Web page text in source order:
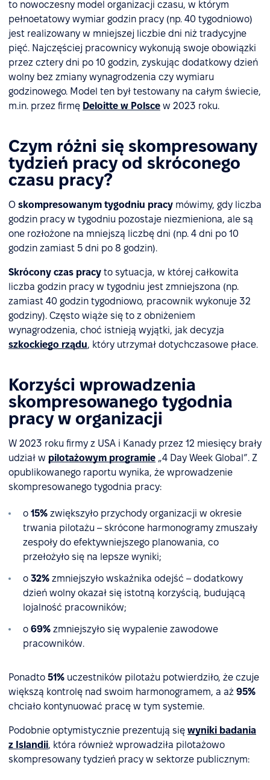
to nowoczesny model organizacji czasu, w którym
pełnoetatowy wymiar godzin pracy (np. 40 tygodniowo)
jest realizowany w mniejszej liczbie dni niż tradycyjne
pięć. Najczęściej pracownicy wykonują swoje obowiązki
przez cztery dni po 10 godzin, zyskując dodatkowy dzień
wolny bez zmiany wynagrodzenia czy wymiaru
godzinowego. Model ten był testowany na całym świecie,
m.in. przez firmę Deloitte w Polsce w 2023 roku.
Czym różni się skompresowany
tydzień pracy od skróconego
czasu pracy?
O skompresowanym tygodniu pracy mówimy, gdy liczba
godzin pracy w tygodniu pozostaje niezmieniona, ale są
one rozłożone na mniejszą liczbę dni (np. 4 dni po 10
godzin zamiast 5 dni po 8 godzin).
Skrócony czas pracy to sytuacja, w której całkowita
liczba godzin pracy w tygodniu jest zmniejszona (np.
zamiast 40 godzin tygodniowo, pracownik wykonuje 32
godziny). Często wiąże się to z obniżeniem
wynagrodzenia, choć istnieją wyjątki, jak decyzja
szkockiego rządu, który utrzymał dotychczasowe płace.
Korzyści wprowadzenia
skompresowanego tygodnia
pracy w organizacji
W 2023 roku firmy z USA i Kanady przez 12 miesięcy brały
udział w pilotażowym programie „4 Day Week Global”. Z
opublikowanego raportu wynika, że wprowadzenie
skompresowanego tygodnia pracy:
o 15% zwiększyło przychody organizacji w okresie
trwania pilotażu – skrócone harmonogramy zmuszały
zespoły do efektywniejszego planowania, co
przełożyło się na lepsze wyniki;
o 32% zmniejszyło wskaźnika odejść – dodatkowy
dzień wolny okazał się istotną korzyścią, budującą
lojalność pracowników;
o 69% zmniejszyło się wypalenie zawodowe
pracowników.
Ponadto 51% uczestników pilotażu potwierdziło, że czuje
większą kontrolę nad swoim harmonogramem, a aż 95%
chciało kontynuować pracę w tym systemie.
Podobnie optymistycznie prezentują się wyniki badania
z Islandii, która również wprowadziła pilotażowo
skompresowany tydzień pracy w sektorze publicznym: